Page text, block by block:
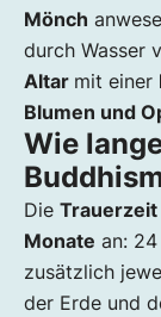
Mönch
durch Wasser
Altar mit einer
Blumen und
Wie
Die Trauerzeit
Monate an:
zusätzlich
der Erde und